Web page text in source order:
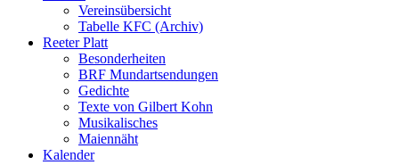
Vereinsübersicht
Tabelle KFC (Archiv)
Reeter Platt
Besonderheiten
BRF Mundartsendungen
Gedichte
Texte von Gilbert Kohn
Musikalisches
Maiennäht
Kalender